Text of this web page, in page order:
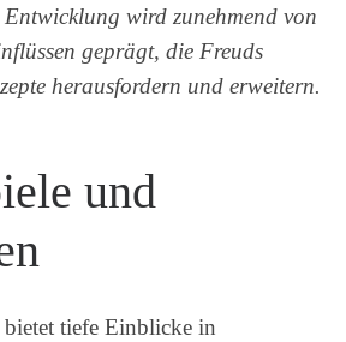
Entwicklung wird zunehmend von
geprägt, die Freuds
herausfordern und erweitern.
und
tiefe Einblicke in